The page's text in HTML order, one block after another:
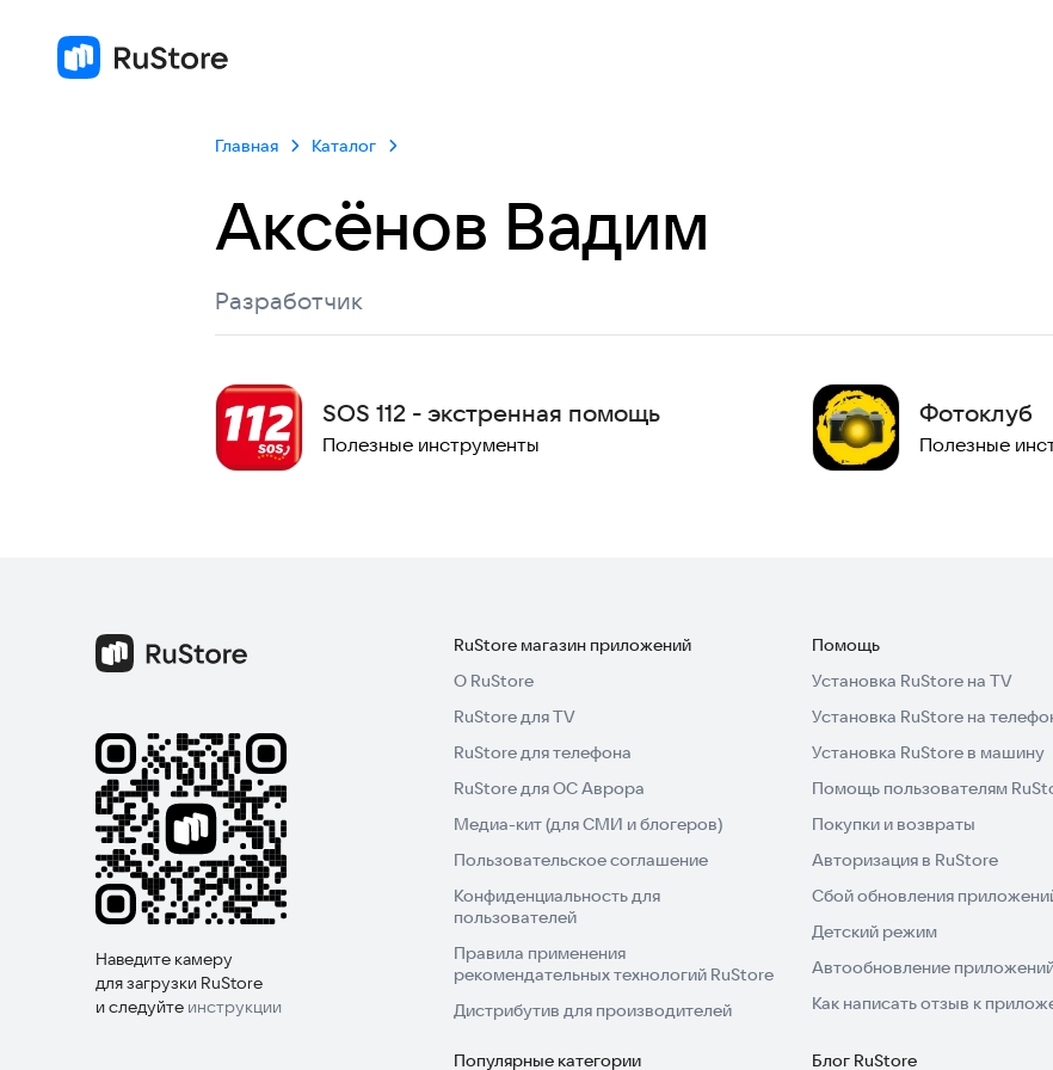
Главная Каталог
Аксёнов Вадим
Разработчик
SOS 112 - экстренная помощь
Полезные инструменты
Фотоклуб
Полезные
Наведите камеру
для загрузки RuStore
и следуйте инструкции
RuStore магазин приложений
О RuStore
RuStore для TV
RuStore для телефона
RuStore для ОС Аврора
Медиа-кит (для СМИ и блогеров)
Пользовательское соглашение
Конфиденциальность для
пользователей
Правила применения
рекомендательных технологий RuStore
Дистрибутив для производителей
Помощь
Установка RuStore на TV
Установка RuStore на
Установка RuStore в машину
Помощь пользователям
Покупки и возвраты
Авторизация в RuStore
Сбой обновления
Детский режим
Автообновление
Как написать отзыв к
Популярные категории Блог RuStore